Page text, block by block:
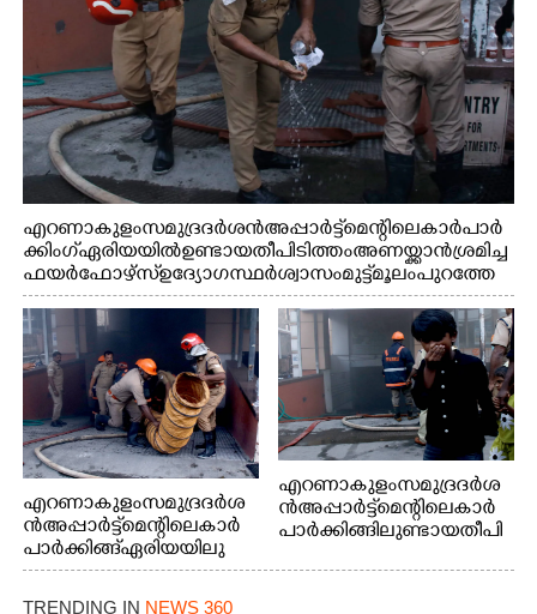
എറണാകുളം സമുദ്ര ദർശൻ അപ്പാർട്ട്മെന്റിലെ കാർ പാർ
ക്കിംഗ് ഏരിയയിൽ ഉണ്ടായ തീപിടിത്തം അണയ്ക്കാൻ ശ്രമിച്ച
ഫയർഫോഴ്സ് ഉദ്യോഗസ്ഥർ ശ്വാസം മുട്ട് മൂലം പുറത്തേ
ക്കിറങ്ങി മുഖം കഴുകുന്നു
എറണാകുളം സമുദ്ര ദർശ
ൻ അപ്പാർട്ട്മെന്റിലെ കാർ
പാർക്കിങ്ങ് ഏരിയയിലു
ണ്ടായ തീപിടിത്തം അണ
യ്ക്കാൻ ശ്രമിക്കുന്ന ഫയർ
എറണാകുളം സമുദ്ര ദർശ
ൻ അപ്പാർട്ട്മെന്റിലെ കാർ
പാർക്കിങ്ങിലുണ്ടായ തീപി
കാരണം സമീപത്ത് കൂടി
TRENDING IN NEWS 360